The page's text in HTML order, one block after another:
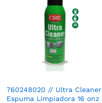
760248020 // Ultra Cleaner
Espuma Limpiadora 16 onz